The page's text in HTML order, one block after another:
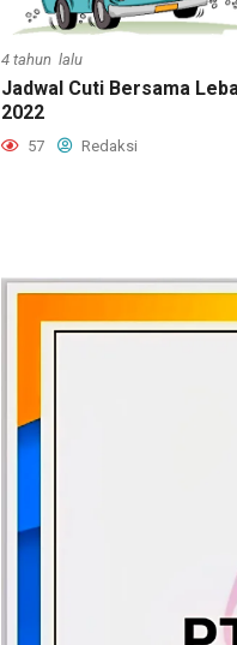
4 tahun lalu
Jadwal Cuti Bersama
2022
57 Redaksi